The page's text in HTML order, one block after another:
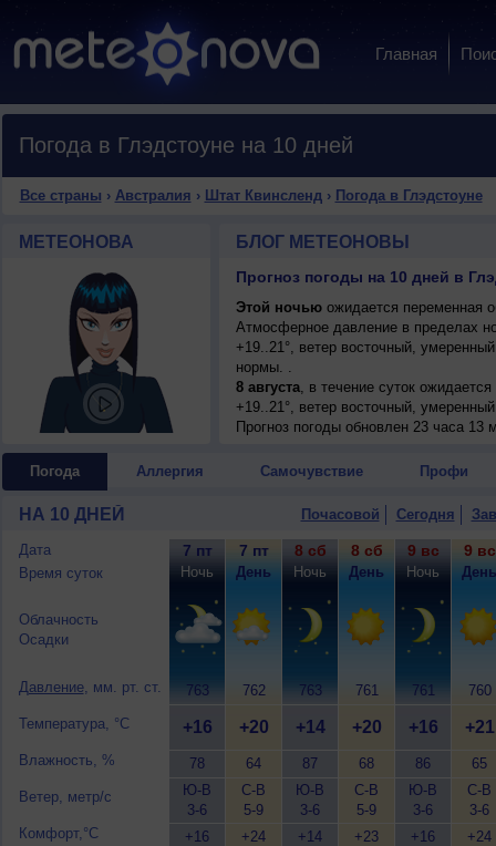
Главная
Погода в Глэдстоуне на 10 дней
Все страны › Австралия › Штат Квинсленд› Погода в Глэдстоуне
МЕТЕОНОВА БЛОГ МЕТЕОНОВЫ
Этой ночьюожидается переменная
Атмосферное давление в пределах
+19..21°, ветер восточный,
нормы. .
8 августа, в течение суток
+19..21°, ветер восточный,
9 августа, в течение суток
10 августа, ожидается
Прогноз погоды обновлен 23 часа 13
Погода Аллергия Самочувствие Профи
НА 10 ДНЕЙ Почасовой Сегодня
Дата
Время суток
Облачность
Осадки
Давление, мм. рт. ст.
Температура, °C
Влажность, %
Ветер, метр/с
Комфорт,°C
7 пт
Ночь
763
+16
78
Ю-В
3-6
+16
7 пт
День
762
+20
64
С-В
5-9
+24
8 сб
Ночь
763
+14
87
Ю-В
3-6
+14
8 сб
День
761
+20
68
С-В
5-9
+23
9 вс
Ночь
761
+16
86
Ю-В
3-6
+16
9 вс
День
760
+21
65
С-В
3-6
+24